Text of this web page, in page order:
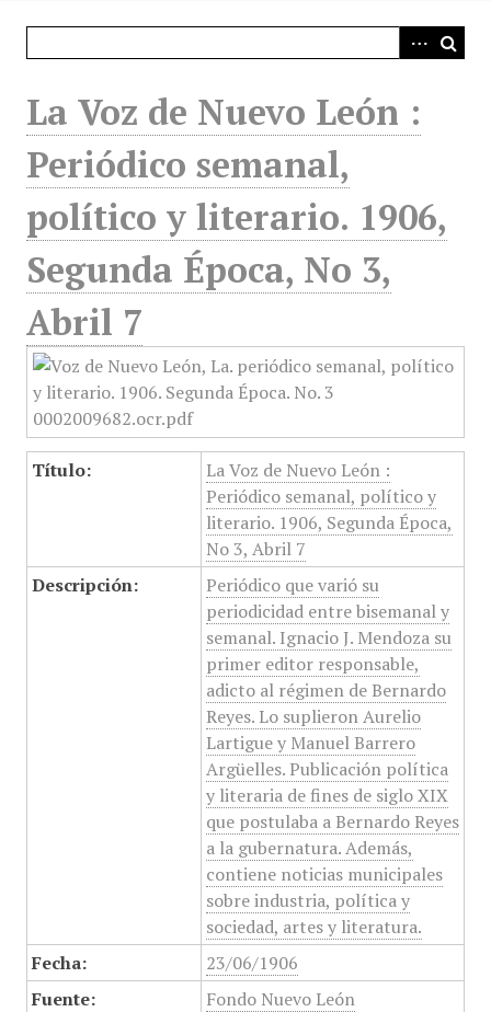
La Voz de Nuevo León :
Periódico semanal,
político y literario. 1906,
Segunda Época, No 3,
Abril 7
Título:
La Voz de Nuevo León :
Periódico semanal, político y
literario. 1906, Segunda Época,
No 3, Abril 7
Descripción:
Periódico que varió su
periodicidad entre bisemanal y
semanal. Ignacio J. Mendoza su
primer editor responsable,
adicto al régimen de Bernardo
Reyes. Lo suplieron Aurelio
Lartigue y Manuel Barrero
Argüelles. Publicación política
y literaria de fines de siglo XIX
que postulaba a Bernardo Reyes
a la gubernatura. Además,
contiene noticias municipales
sobre industria, política y
sociedad, artes y literatura.
Fecha:
23/06/1906
Fuente:
Fondo Nuevo León